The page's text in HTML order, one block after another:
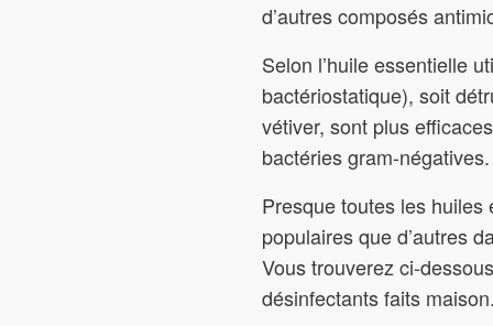
d’autres composés
Selon l’huile essentielle
bactériostatique), soit
vétiver, sont plus
bactéries gram-
Presque toutes les
populaires que d’autres
Vous trouverez ci-
désinfectants faits